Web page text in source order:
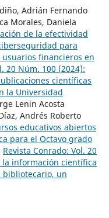
Adrián Fernando
Morales, Daniela
de la efectividad
para
financieros en
20 Núm. 100 (2024):
científicas
la Universidad
Lenin Acosta
Andrés Roberto
educativos abiertos
para el Octavo grado
Revista Conrado: Vol. 20
la información científica
bibliotecario, un